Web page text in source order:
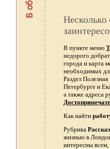
Несколько
В пункте меню
недорого
города и карта
необходимых
Раздел
Петербурге и
а также адреса
Как найти
Рубрика
жизнью в
интересны